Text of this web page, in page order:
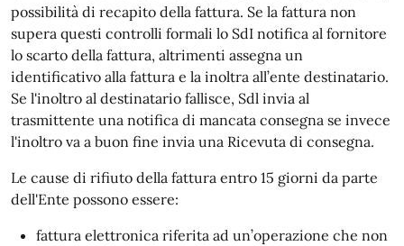
possibilità di recapito della fattura. Se la fattura non
supera questi controlli formali lo SdI notifica al fornitore
lo scarto della fattura, altrimenti assegna un
identificativo alla fattura e la inoltra all’ente destinatario.
Se l'inoltro al destinatario fallisce, Sdl invia al
trasmittente una notifica di mancata consegna se invece
l'inoltro va a buon fine invia una Ricevuta di consegna.
Le cause di rifiuto della fattura entro 15 giorni da parte
dell'Ente possono essere:
fattura elettronica riferita ad un’operazione che non